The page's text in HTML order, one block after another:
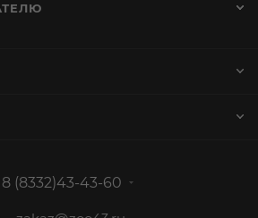
8 (8332)43-43-60